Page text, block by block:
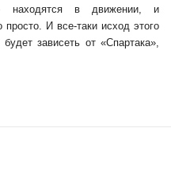
находятся в движении, и
просто. И все-таки исход этого
зависеть от «Спартака»,